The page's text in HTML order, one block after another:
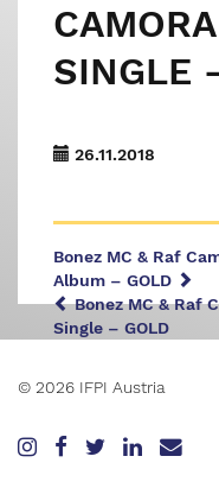
SINGLE
26.11.2018
Bonez MC & Raf
Album – GOLD
Bonez MC & Raf
Single – GOLD
© 2026 IFPI Austria